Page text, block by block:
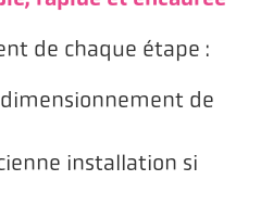
de chaque étape :
de
installation si